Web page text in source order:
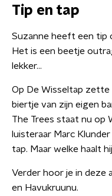
Tip en tap
Suzanne heeft een tip
Het is een beetje
lekker…
Op De Wisseltap zette
biertje van zijn eigen
The Trees staat nu op
luisteraar Marc
tap. Maar welke haalt
Verder hoor je in deze
en Havukruunu.